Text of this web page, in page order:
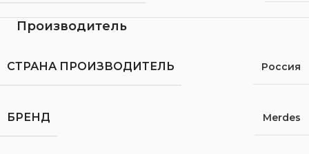
Производитель
СТРАНА ПРОИЗВОДИТЕЛЬ Россия
БРЕНД Merdes